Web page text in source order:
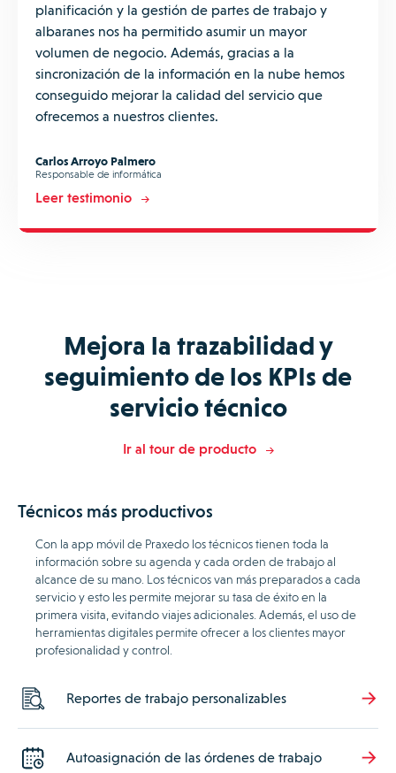
planificación y la gestión de partes de trabajo y
albaranes nos ha permitido asumir un mayor
volumen de negocio. Además, gracias a la
sincronización de la información en la nube hemos
conseguido mejorar la calidad del servicio que
ofrecemos a nuestros clientes.
Carlos Arroyo Palmero
Responsable de informática
Leer testimonio
Mejora la trazabilidad y
seguimiento de los KPIs de
servicio técnico
Ir al tour de producto
Técnicos más productivos
Con la app móvil de Praxedo los técnicos tienen toda la
información sobre su agenda y cada orden de trabajo al
alcance de su mano. Los técnicos van más preparados a cada
servicio y esto les permite mejorar su tasa de éxito en la
primera visita, evitando viajes adicionales. Además, el uso de
herramientas digitales permite ofrecer a los clientes mayor
profesionalidad y control.
Reportes de trabajo personalizables
Autoasignación de las órdenes de trabajo